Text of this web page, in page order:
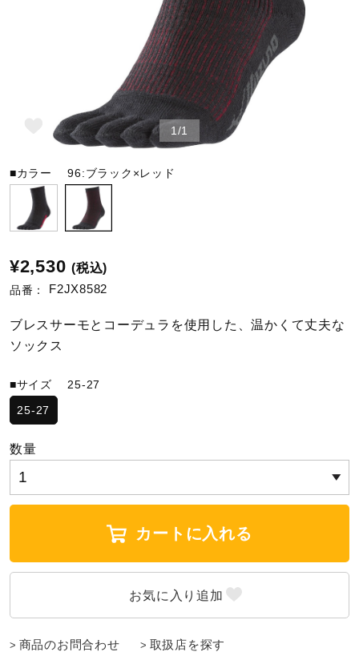
スイム
バレーボール
テニス／ソフトテニス
バドミントン
ソフトボール
ウィンタースポーツ
1/1
■カラー96:ブラック×レッド
¥2,530 (税込)
品番： F2JX8582
ブレスサーモとコーデュラを使用した、温かくて丈夫な
ソックス
■サイズ 25-27
25-27
数量
カートに入れる
商品のお問合わせ 取扱店を探す